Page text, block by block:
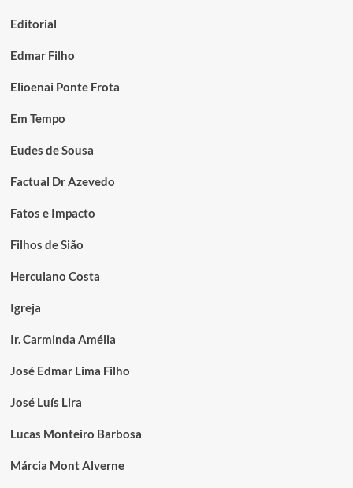
Editorial
Edmar Filho
Elioenai Ponte Frota
Em Tempo
Eudes de Sousa
Factual Dr Azevedo
Fatos e Impacto
Filhos de Sião
Herculano Costa
Igreja
Ir. Carminda Amélia
José Edmar Lima Filho
José Luís Lira
Lucas Monteiro Barbosa
Márcia Mont Alverne